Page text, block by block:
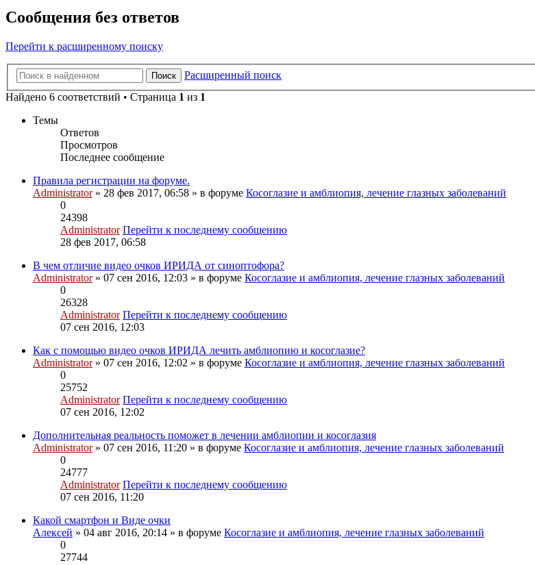
Сообщения без ответов
Перейти к расширенному поиску
Поиск
Расширенный поиск
Найдено 6 соответствий • Страница 1 из 1
Темы
Ответов
Просмотров
Последнее сообщение
Правила регистрации на форуме.
Administrator» 28 фев 2017, 06:58 » в форуме Косоглазие и амблиопия, лечение глазных заболеваний
0
24398
Administrator Перейти к последнему сообщению
28 фев 2017, 06:58
В чем отличие видео очков ИРИДА от синоптофора?
Administrator» 07 сен 2016, 12:03 » в форуме Косоглазие и амблиопия, лечение глазных заболеваний
0
26328
Administrator Перейти к последнему сообщению
07 сен 2016, 12:03
Как с помощью видео очков ИРИДА лечить амблиопию и косоглазие?
Administrator» 07 сен 2016, 12:02 » в форуме Косоглазие и амблиопия, лечение глазных заболеваний
0
25752
Administrator Перейти к последнему сообщению
07 сен 2016, 12:02
Дополнительная реальность поможет в лечении амблиопии и косоглазия
Administrator» 07 сен 2016, 11:20 » в форуме Косоглазие и амблиопия, лечение глазных заболеваний
0
24777
Administrator Перейти к последнему сообщению
07 сен 2016, 11:20
Какой смартфон и Виде очки
Алексей » 04 авг 2016, 20:14 » в форуме Косоглазие и амблиопия, лечение глазных заболеваний
0
27744